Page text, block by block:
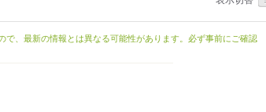
で、最新の情報とは異なる可能性があります。必ず事前にご確認